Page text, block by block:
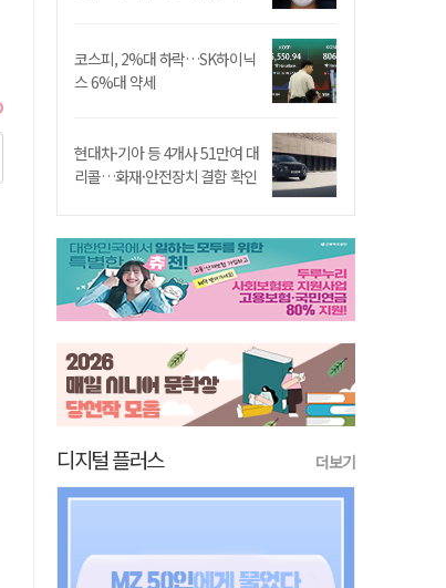
코스피, 2%대 하락…SK하이닉
스 6%대 약세
현대차·기아 등 4개사 51만여 대
리콜…화재·안전장치 결함 확인
디지털 플러스 더보기